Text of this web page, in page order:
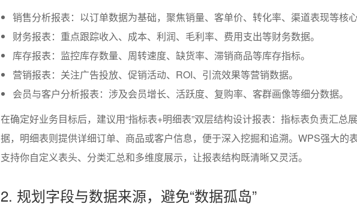
销售分析报表：以订单数据为基础，聚焦销量、客单价、转化率、渠道表现等核
财务报表：重点跟踪收入、成本、利润、毛利率、费用支出等财务数据。
库存报表：监控库存数量、周转速度、缺货率、滞销商品等库存指标。
营销报表：关注广告投放、促销活动、ROI、引流效果等营销数据。
会员与客户分析报表：涉及会员增长、活跃度、复购率、客群画像等细分数据。
在确定好业务目标后，建议用“指标表+明细表”双层结构设计报表：指标表负责汇总
据，明细表则提供详细订单、商品或客户信息，便于深入挖掘和追溯。WPS强大的
支持你自定义表头、分类汇总和多维度展示，让报表结构既清晰又灵活。
2. 规划字段与数据来源，避免“数据孤岛”